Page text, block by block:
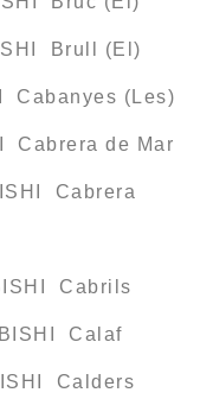
Brull (El)
Cabanyes (Les)
Cabrera de Mar
Cabrera
Cabrils
Calaf
Calders